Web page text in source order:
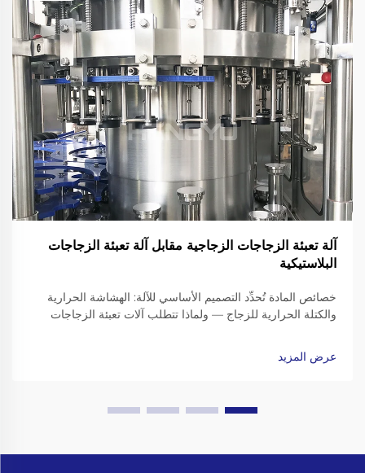
آلة تعبئة الزجاجات الزجاجية مقابل آلة تعبئة الزجاجات
البلاستيكية
خصائص المادة تُحدِّد التصميم الأساسي للآلة: الهشاشة الحرارية
والكتلة الحرارية للزجاج — ولماذا تتطلب آلات تعبئة الزجاجات
دقيقة لتثبيت أعناق الزجاجات. التعامل مع الزجاجات الزجاجية يعني
الذهاب إلى...
عرض المزيد